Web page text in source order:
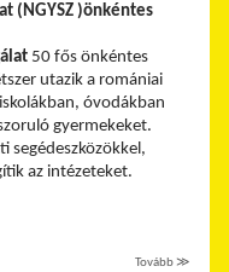
(NGYSZ )önkéntes
50 fős önkéntes
utazik a romániai
óvodákban
gyermekeket.
segédeszközökkel,
az intézeteket.
Tovább ≫